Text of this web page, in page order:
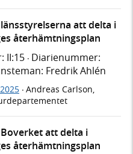
att delta i
återhämtningsplan
II:15 · Diarienummer:
Fredrik Ahlén
· Andreas Carlson,
att delta i
återhämtningsplan